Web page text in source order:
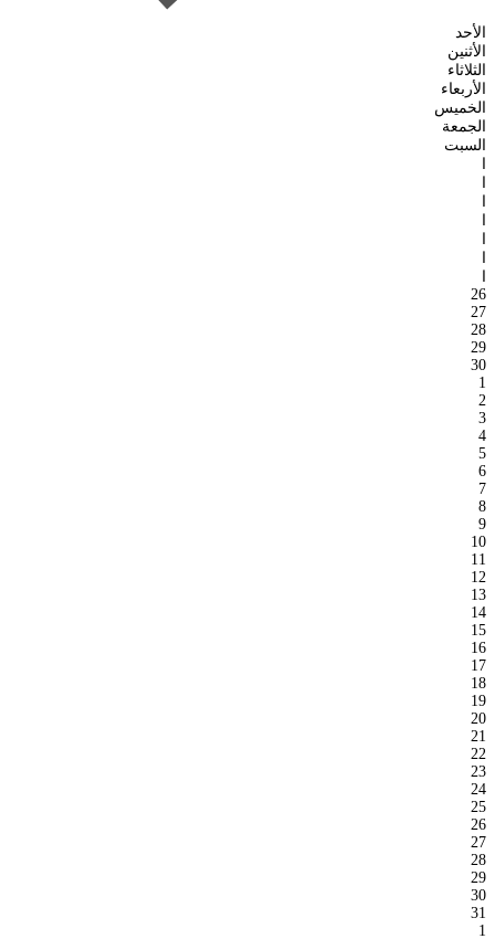
الأحد
الأثنين
الثلاثاء
الأربعاء
الخميس
الجمعة
السبت
26
27
28
29
30
1
2
3
4
5
6
7
8
9
10
11
12
13
14
15
16
17
18
19
20
21
22
23
24
25
26
27
28
29
30
31
1